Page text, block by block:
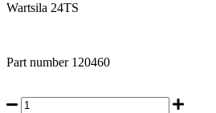
Wartsila 24TS
Part number 120460